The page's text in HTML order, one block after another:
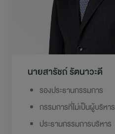
สอบถามข้อมูล
ไปยังเว็บไซต์หลักบริษัท
นายสารัชถ์ รัตนาวะดี
รองประธานกรรมการ
กรรมการที่ไม่เป็นผู้บริหาร
ประธานกรรมการบริหาร